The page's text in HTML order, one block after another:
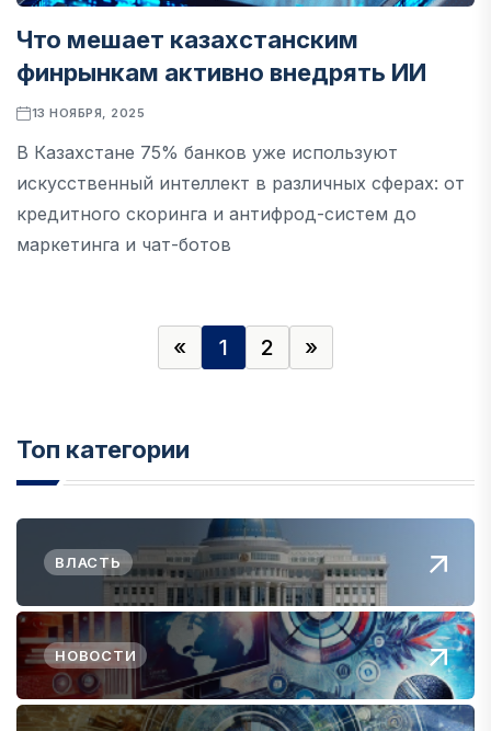
Что мешает казахстанским
финрынкам активно внедрять ИИ
13 НОЯБРЯ, 2025
В Казахстане 75% банков уже используют
искусственный интеллект в различных сферах: от
кредитного скоринга и антифрод-систем до
маркетинга и чат-ботов
« 1 2 »
Топ категории
ВЛАСТЬ
НОВОСТИ